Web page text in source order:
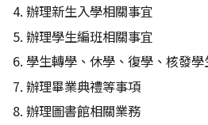
辦理新生入學相關事宜
辦理學生編班相關事宜
學生轉學、休學、復學、核發
辦理畢業典禮等事項
辦理圖書館相關業務